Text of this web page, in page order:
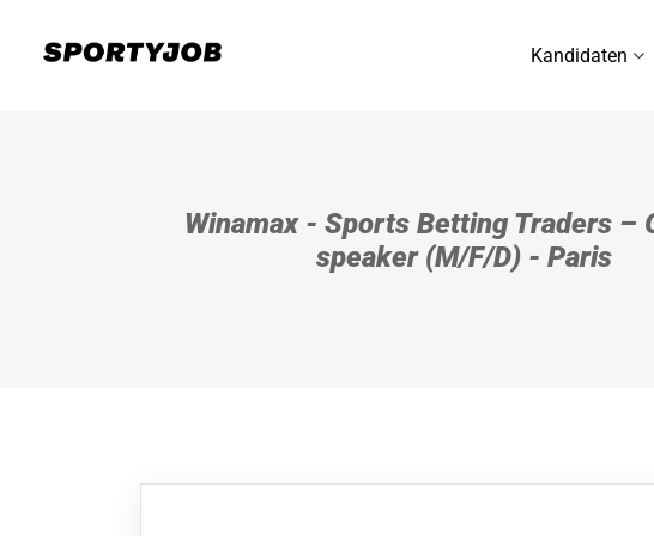
Kandidaten
Winamax - Sports Betting Traders –
speaker (M/F/D) - Paris